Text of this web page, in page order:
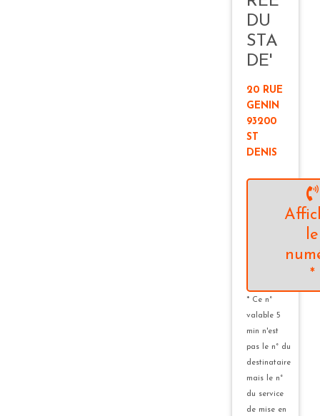
DU
STA
DE'
20 RUE
GENIN
93200
ST
DENIS
le
*
* Ce n°
valable 5
min n'est
pas le n° du
destinataire
mais le n°
du service
de mise en